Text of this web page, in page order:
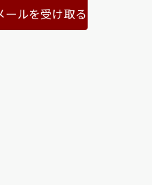
ールを受け取る